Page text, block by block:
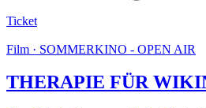
Ticket
Film · SOMMERKINO - OPEN AIR
THERAPIE FÜR